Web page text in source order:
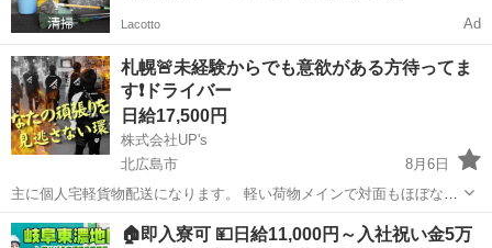
Lacotto Ad
札幌🚨未経験からでも意欲がある方待ってま
す❗️ドライバー
日給17,500円
株式会社UP's
北広島市
8月6日
主に個人宅軽貨物配送になります。 軽い荷物メインで対面もほぼない
です💪🏻 📍実はけっこう楽！ （近距離配達） 📍しかも気楽！
（車内はプライベートスペース） (人間関係苦手な方でも安心) 📍服装
北海道 北広島市 配送 貨物
🏠即入寮可 💴日給11,000円～入社祝い金5万